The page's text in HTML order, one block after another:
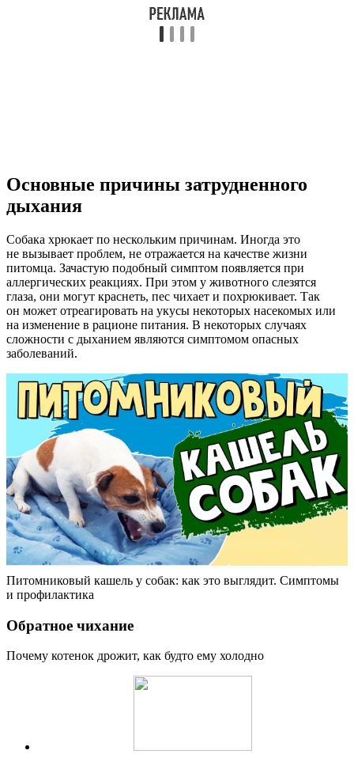
Основные причины затрудненного
дыхания
Собака хрюкает по нескольким причинам. Иногда это
не вызывает проблем, не отражается на качестве жизни
питомца. Зачастую подобный симптом появляется при
аллергических реакциях. При этом у животного слезятся
глаза, они могут краснеть, пес чихает и похрюкивает. Так
он может отреагировать на укусы некоторых насекомых или
на изменение в рационе питания. В некоторых случаях
сложности с дыханием являются симптомом опасных
заболеваний.
Питомниковый кашель у собак: как это выглядит. Симптомы
и профилактика
Обратное чихание
Почему котенок дрожит, как будто ему холодно